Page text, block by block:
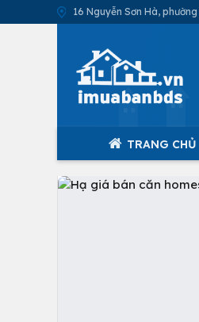
16 Nguyễn Sơn Hà,
TRANG CHỦ